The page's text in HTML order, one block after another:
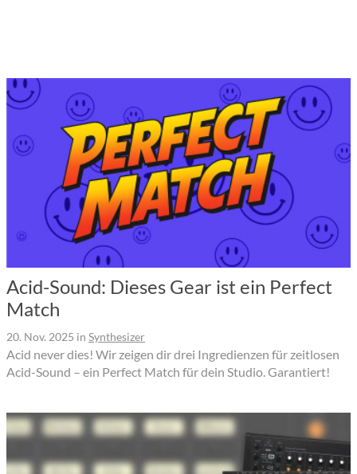
Acid-Sound: Dieses Gear ist ein Perfect
Match
20. Nov. 2025 in Synthesizer
Acid never dies! Wir zeigen dir drei Ingredienzen für zeitlosen
Acid-Sound – ein Perfect Match für dein Studio. Garantiert!